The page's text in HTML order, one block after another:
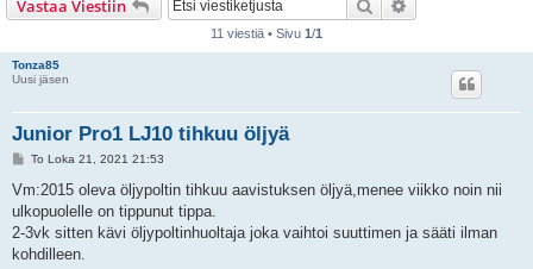
Vastaa Viestiin Etsi
11 viestiä • Sivu 1/1
Tonza85
Uusi jäsen
Junior Pro1 LJ10 tihkuu öljyä
V
e
t
i
To Loka 21, 2021 21:53
Vm:2015 oleva öljypoltin tihkuu aavistuksen öljyä,menee viikko noin nii
ulkopuolelle on tippunut tippa.
2-3vk sitten kävi öljypoltinhuoltaja joka vaihtoi suuttimen ja sääti ilman
kohdilleen.